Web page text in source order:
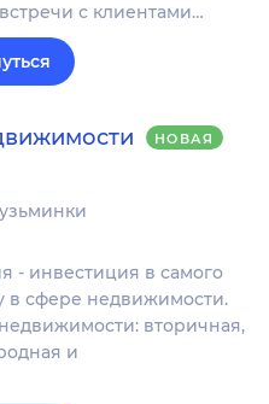
с клиентами…
НОВАЯ
- инвестиция в самого
в сфере недвижимости.
вторичная,
и